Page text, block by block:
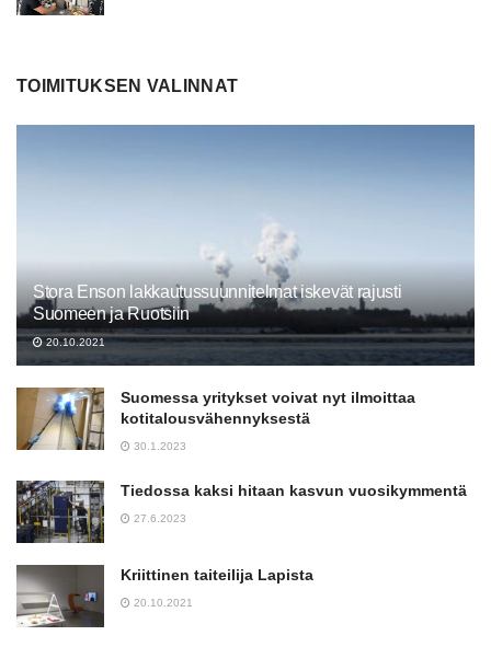
TOIMITUKSEN VALINNAT
Stora Enson lakkautussuunnitelmat iskevät rajusti
Suomeen ja Ruotsiin
20.10.2021
Suomessa yritykset voivat nyt ilmoittaa
kotitalousvähennyksestä
30.1.2023
Tiedossa kaksi hitaan kasvun vuosikymmentä
27.6.2023
Kriittinen taiteilija Lapista
20.10.2021